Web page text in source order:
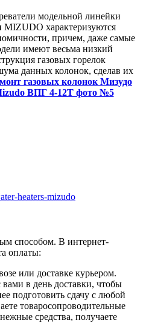
модельной линейки
характеризуются
причем, даже самые
имеют весьма низкий
газовых горелок
данных колонок, сделав их
газовых колонок Мизудо
heaters-mizudo
способом. В интернет-
оплаты:
или доставке курьером.
в день доставки, чтобы
подготовить сдачу с любой
товаросопроводительные
средства, получаете